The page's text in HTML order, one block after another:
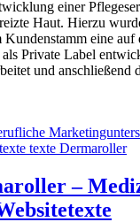
einer
Haut. Hierzu
eine auf
Private Label
und anschließend
–